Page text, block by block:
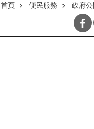
首頁 便民服務 政府